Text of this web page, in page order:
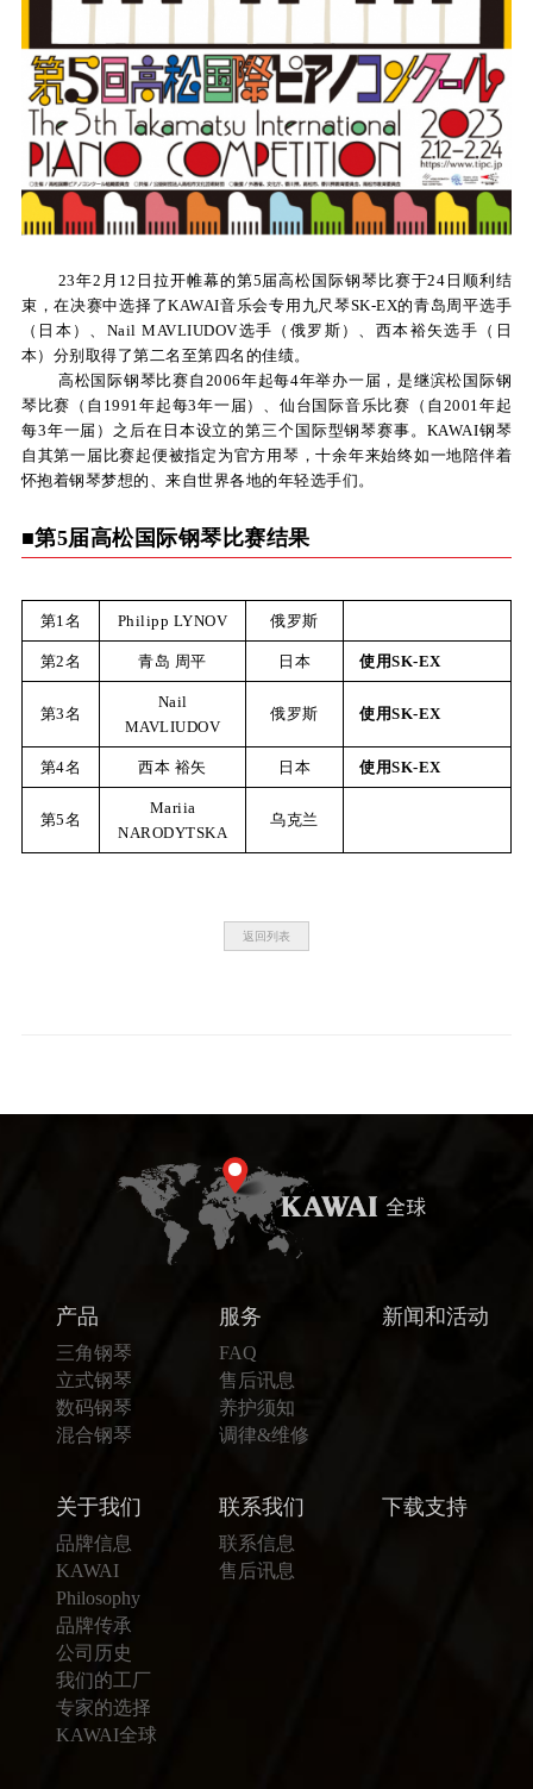
下
持
音
室
站
23年2月12日拉开帷幕的第5届高松国际钢琴比赛于24日顺利结
束，在决赛中选择了KAWAI音乐会专用九尺琴SK-EX的青岛周平选手
（日本）、Nail MAVLIUDOV选手（俄罗斯）、西本裕矢选手（日
本）分别取得了第二名至第四名的佳绩。
高松国际钢琴比赛自2006年起每4年举办一届，是继滨松国际钢
琴比赛（自1991年起每3年一届）、仙台国际音乐比赛（自2001年起
每3年一届）之后在日本设立的第三个国际型钢琴赛事。KAWAI钢琴
自其第一届比赛起便被指定为官方用琴，十余年来始终如一地陪伴着
怀抱着钢琴梦想的、来自世界各地的年轻选手们。
■第5届高松国际钢琴比赛结果
第1名 Philipp LYNOV 俄罗斯
第2名 青岛 周平 日本 使用SK-EX
第3名
Nail
MAVLIUDOV
俄罗斯 使用SK-EX
第4名 西本 裕矢 日本 使用SK-EX
第5名
Mariia
NARODYTSKA
乌克兰
返回列表
产品
三角钢琴
立式钢琴
数码钢琴
混合钢琴
服务
FAQ
售后讯息
养护须知
调律&维修
新闻和活动
关于我们
品牌信息
KAWAI
Philosophy
品牌传承
公司历史
我们的工厂
专家的选择
KAWAI全球
联系我们
联系信息
售后讯息
下载支持